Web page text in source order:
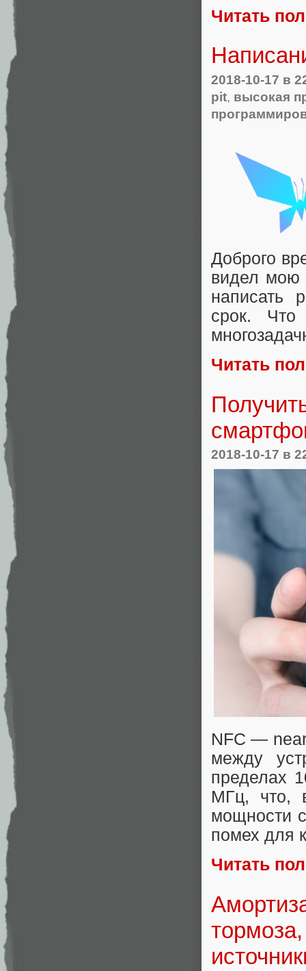
Читать
2018-10-17 в
pit, высокая
Доброго
видел мою
написать
срок.
Читать
2018-10-17 в
NFC —
между
пределах
МГц, что,
мощности
помех для
Читать